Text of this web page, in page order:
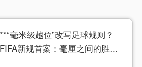
**“毫米级越位”改写足球规则？
FIFA新规首案：毫厘之间的胜负